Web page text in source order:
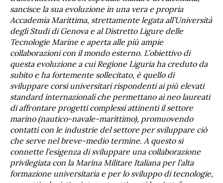
sancisce la sua evoluzione in una vera e propria
Accademia Marittima, strettamente legata all’Università
degli Studi di Genova e al Distretto Ligure delle
Tecnologie Marine e aperta alle più ampie
collaborazioni con il mondo esterno. L’obiettivo di
questa evoluzione a cui Regione Liguria ha creduto da
subito e ha fortemente sollecitato, è quello di
sviluppare corsi universitari rispondenti ai più elevati
standard internazionali che permettano ai neo laureati
di affrontare progetti complessi attinenti il settore
marino (nautico-navale-marittimo), promuovendo
contatti con le industrie del settore per sviluppare ciò
che serve nel breve-medio termine. A questo si
connette l’esigenza di sviluppare una collaborazione
privilegiata con la Marina Militare Italiana per l’alta
formazione universitaria e per lo sviluppo di tecnologie,